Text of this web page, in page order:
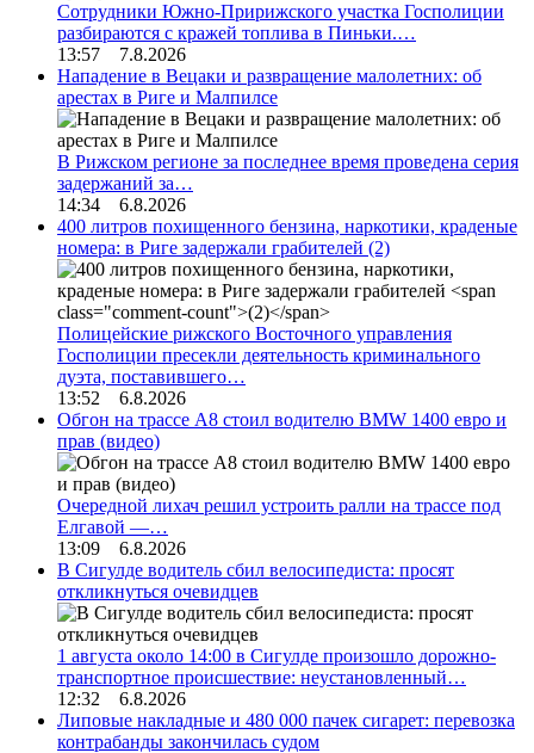
Сотрудники Южно-Пририжского участка Госполиции
разбираются с кражей топлива в Пиньки.…
13:57 7.8.2026
Нападение в Вецаки и развращение малолетних: об
арестах в Риге и Малпилсе
В Рижском регионе за последнее время проведена серия
задержаний за…
14:34 6.8.2026
400 литров похищенного бензина, наркотики, краденые
номера: в Риге задержали грабителей (2)
Полицейские рижского Восточного управления
Госполиции пресекли деятельность криминального
дуэта, поставившего…
13:52 6.8.2026
Обгон на трассе А8 стоил водителю BMW 1400 евро и
прав (видео)
Очередной лихач решил устроить ралли на трассе под
Елгавой —…
13:09 6.8.2026
В Сигулде водитель сбил велосипедиста: просят
откликнуться очевидцев
1 августа около 14:00 в Сигулде произошло дорожно-
транспортное происшествие: неустановленный…
12:32 6.8.2026
Липовые накладные и 480 000 пачек сигарет: перевозка
контрабанды закончилась судом